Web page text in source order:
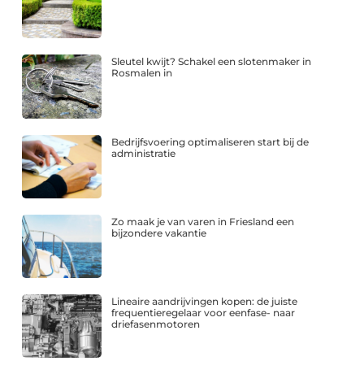
Sleutel kwijt? Schakel een slotenmaker in
Rosmalen in
Bedrijfsvoering optimaliseren start bij de
administratie
Zo maak je van varen in Friesland een
bijzondere vakantie
Lineaire aandrijvingen kopen: de juiste
frequentieregelaar voor eenfase- naar
driefasenmotoren